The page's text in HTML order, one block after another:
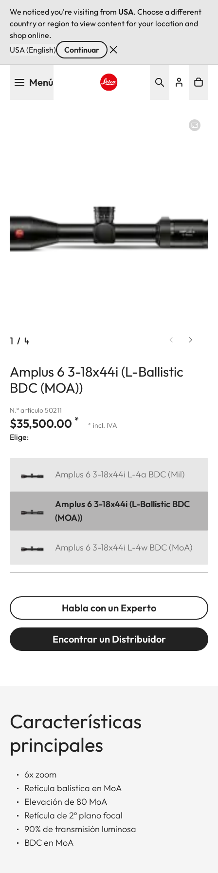
We noticed you're visiting from USA. Choose a different
country or region to view content for your location and
shop online.
USA (English)
Continuar
Menú
1 / 4
Amplus 6 3-18x44i (L-Ballistic
BDC (MOA))
N.º artículo 50211
$35,500.00 * * incl. IVA
Elige:
Amplus 6 3-18x44i L-4a BDC (Mil)
Amplus 6 3-18x44i (L-Ballistic BDC
(MOA))
Amplus 6 3-18x44i L-4w BDC (MoA)
Habla con un Experto
Encontrar un Distribuidor
Características
principales
6x zoom
Retícula balística en MoA
Elevación de 80 MoA
Retícula de 2º plano focal
90% de transmisión luminosa
BDC en MoA